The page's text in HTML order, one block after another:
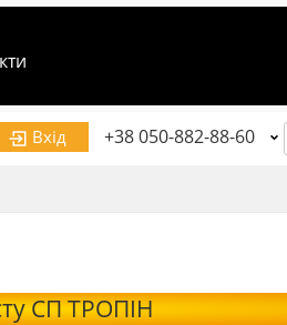
Вхід +38 050-882-88-60
СП ТРОПІН